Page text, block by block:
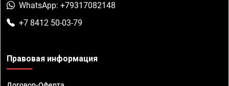
WhatsApp: +79317082148
+7 8412 50-03-79
Правовая информация